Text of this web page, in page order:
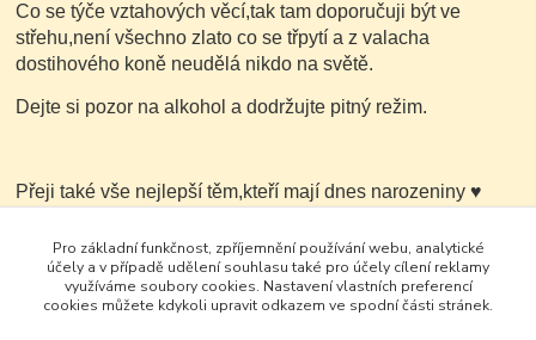
Co se týče vztahových věcí,tak tam doporučuji být ve
střehu,není všechno zlato co se třpytí a z valacha
dostihového koně neudělá nikdo na světě.
Dejte si pozor na alkohol a dodržujte pitný režim.
Přeji také vše nejlepší těm,kteří mají dnes narozeniny♥
Pro základní funkčnost, zpříjemnění používání webu, analytické
účely a v případě udělení souhlasu také pro účely cílení reklamy
využíváme soubory cookies. Nastavení vlastních preferencí
cookies můžete kdykoli upravit odkazem ve spodní části stránek.